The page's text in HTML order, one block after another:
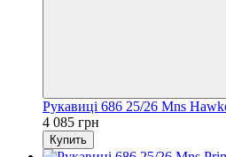
Рукавиці 686 25/26 Mns
4 085 грн
Купить